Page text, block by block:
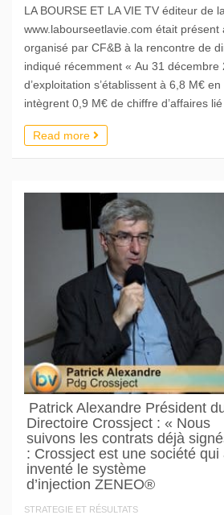
LA BOURSE ET LA VIE TV éditeur de
www.labourseetlavie.com était présent
organisé par CF&B à la rencontre de
indiqué récemment « Au 31 décembre
d’exploitation s’établissent à 6,8 M€
intègrent 0,9 M€ de chiffre d’affaires
Read more
Patrick Alexandre Président
Directoire Crossject : « Nous
suivons les contrats déjà
: Crossject est une société qui
inventé le système
d’injection ZENEO®
STRATEGIE ET RÉSULTATS